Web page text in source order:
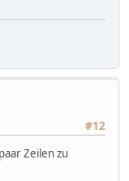
#12
Zeilen zu